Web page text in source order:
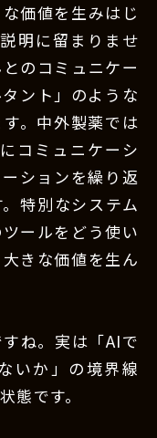
価値を生みはじ
明に留まりませ
のコミュニケー
ント」のような
。中外製薬では
コミュニケーシ
ションを繰り返
特別なシステム
ールをどう使い
きな価値を生ん
ね。実は「AIで
いか」の境界線
態です。